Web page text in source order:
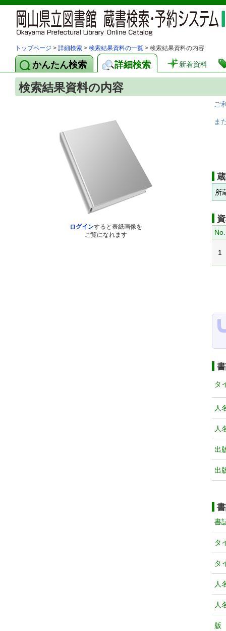
トップページ > 詳細検索 > 検索結果資料の一覧 > 検索結果資料の内容
かんたん検索 詳細検索 新着資料
検索結果資料の内容
ログインすると表紙画像を
ご覧になれます
ご
ま
所
No.
1
タ
人
人
出
出
書
タ
タ
人
人
版